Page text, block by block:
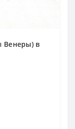
Венеры) в